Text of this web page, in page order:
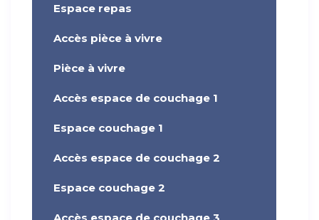
Espace repas
Accès pièce à vivre
Pièce à vivre
Accès espace de couchage 1
Espace couchage 1
Accès espace de couchage 2
Espace couchage 2